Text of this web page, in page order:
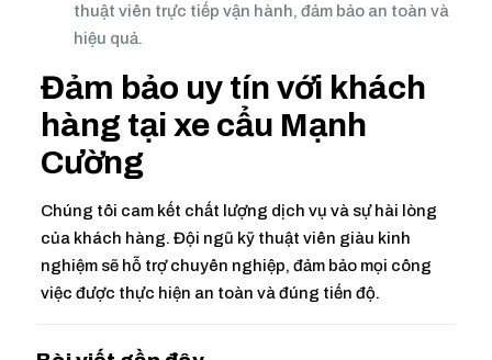
thuật viên trực tiếp vận hành, đảm bảo an toàn và
hiệu quả.
Đảm bảo uy tín với khách
hàng tại xe cẩu Mạnh
Cường
Chúng tôi cam kết chất lượng dịch vụ và sự hài lòng
của khách hàng. Đội ngũ kỹ thuật viên giàu kinh
nghiệm sẽ hỗ trợ chuyên nghiệp, đảm bảo mọi công
việc được thực hiện an toàn và đúng tiến độ.